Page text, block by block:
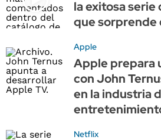
la exitosa
que sorprende
Apple
Apple prepara
con John
en la industria
Netflix